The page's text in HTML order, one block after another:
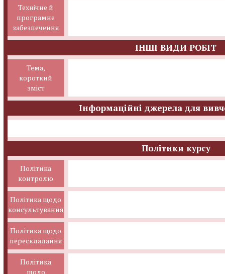
Технічне й
програмне
забезпечення
ІНШІ ВИДИ РОБІТ
Тема,
короткий
зміст
Інформаційні джерела для
Політики курсу
Політика
контролю
Політика щодо
консультування
Політика щодо
перескладання
Політика
щодо